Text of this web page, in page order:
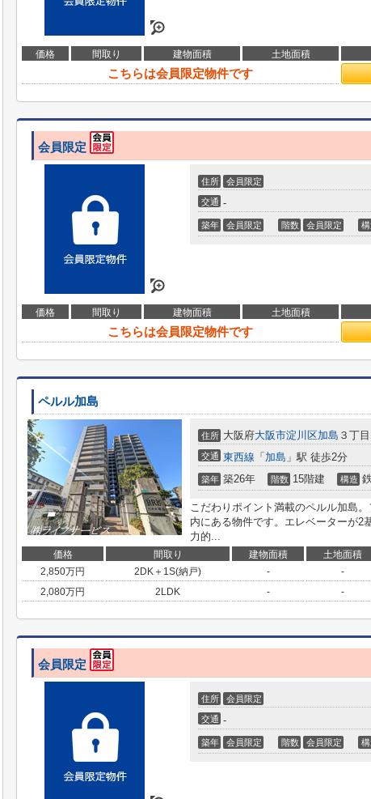
価格 間取り 建物面積 土地面積
こちらは会員限定物件です
会員限定
住所 会員限定
交通 -
築年 会員限定 階数 会員限定
価格 間取り 建物面積 土地面積
こちらは会員限定物件です
ペルル加島
住所 大阪府大阪市淀川区加島 ３丁
交通 東西線 「 加島 」駅 徒歩2分
築年 築26年 階数 15階建 構造
こだわりポイント満載のペルル加島
内にある物件です。エレベーターが2
力的...
価格 間取り 建物面積 土地面積
2,850万円 2DK＋1S(納戸) - -
2,080万円 2LDK - -
会員限定
住所 会員限定
交通 -
築年 会員限定 階数 会員限定